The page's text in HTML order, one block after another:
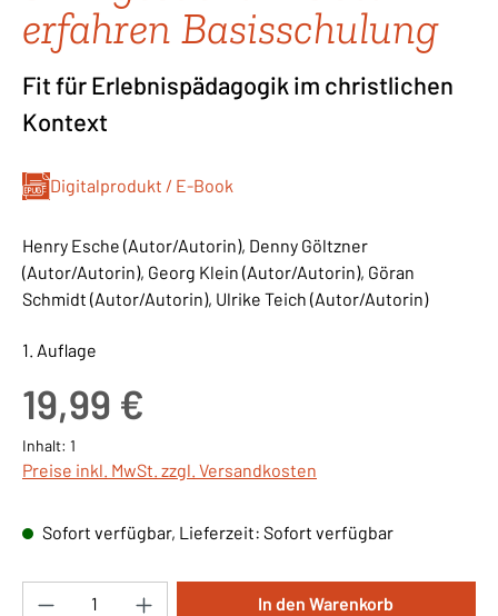
erfahren Basisschulung
Fit für Erlebnispädagogik im christlichen
Kontext
Digitalprodukt / E-Book
Henry Esche (Autor/Autorin), Denny Göltzner
(Autor/Autorin), Georg Klein (Autor/Autorin), Göran
Schmidt (Autor/Autorin), Ulrike Teich (Autor/Autorin)
1. Auflage
19,99 €
Inhalt: 1
Preise inkl. MwSt. zzgl. Versandkosten
Sofort verfügbar, Lieferzeit: Sofort verfügbar
Produkt Anzahl: Gib den gewünschten
In den Warenkorb